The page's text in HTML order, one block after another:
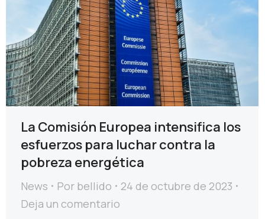
La Comisión Europea intensifica los
esfuerzos para luchar contra la
pobreza energética
News Por bellido
24 de octubre de 2023
Deja un comentario